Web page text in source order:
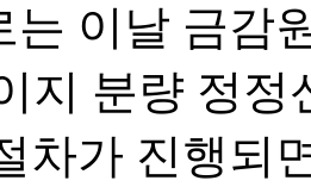
는 이날 금감
지 분량 정
차가 진행되